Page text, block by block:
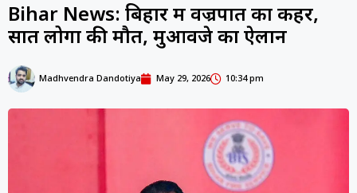
Bihar News: बिहार में वज्रपात का कहर,
सात लोगों की मौत, मुआवजे का ऐलान
Madhvendra Dandotiya May 29, 2026 10:34 pm